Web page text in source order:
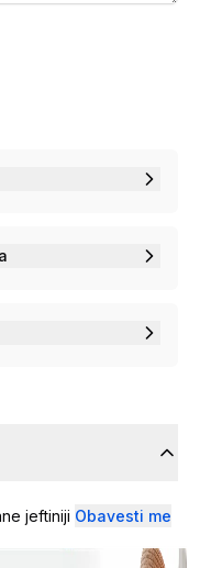
jeftiniji Obavesti me